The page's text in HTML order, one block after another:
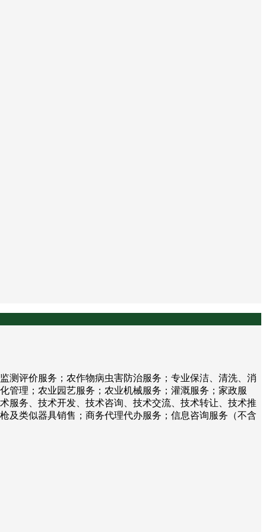
测评价服务；农作物病虫害防治服务；专业保洁、清洗、消
管理；农业园艺服务；农业机械服务；灌溉服务；家政服
服务、技术开发、技术咨询、技术交流、技术转让、技术推
及类似器具销售；商务代理代办服务；信息咨询服务（不含